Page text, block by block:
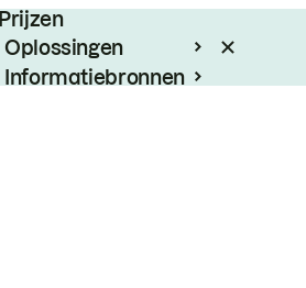
Prijzen
Oplossingen
Informatiebronnen